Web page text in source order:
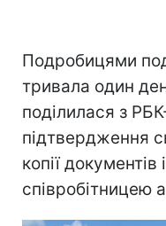
Подробицями
тривала один
поділилася з
підтвердження
копії документів
співробітницею